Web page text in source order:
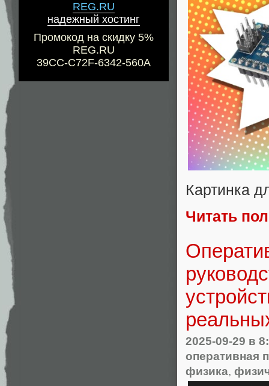
REG.RU
надежный хостинг
Промокод на скидку 5%
REG.RU
39CC-C72F-6342-560A
Картинка
Читать
2025-09-29 в
оперативная
физика,